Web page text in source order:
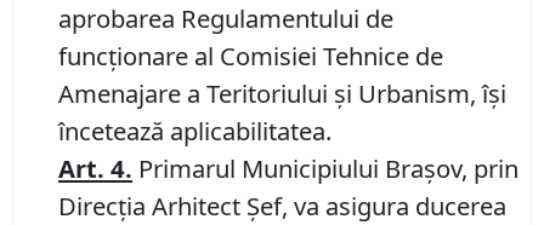
aprobarea Regulamentului de
funcţionare al Comisiei Tehnice de
Amenajare a Teritoriului şi Urbanism, îşi
încetează aplicabilitatea.
Art. 4. Primarul Municipiului Braşov, prin
Direcţia Arhitect Şef, va asigura ducerea